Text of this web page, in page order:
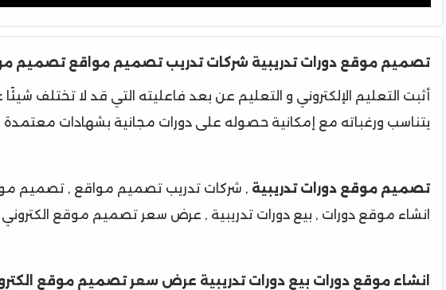
تصميم موقع دورات تدريبية شركات تدريب تصميم مواقع تصميم
أثبت التعليم الإلكتروني و التعليم عن بعد فاعليته التي قد لا تختلف شيئًا
يتناسب ورغباته مع إمكانية حصوله على دورات مجانية بشهادات معتمدة
تصميم موقع دورات تدريبية , شركات تدريب تصميم مواقع , تصميم
انشاء موقع دورات , بيع دورات تدريبية , عرض سعر تصميم موقع
انشاء موقع دورات بيع دورات تدريبية عرض سعر تصميم موقع